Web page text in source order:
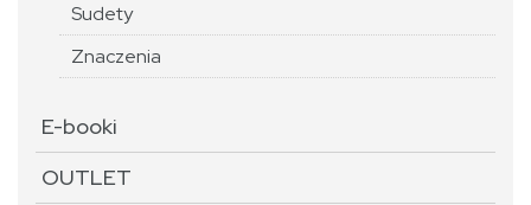
Sudety
Znaczenia
E-booki
OUTLET